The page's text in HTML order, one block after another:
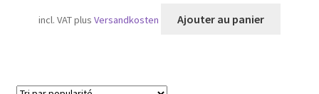
incl. VATplusVersandkosten Ajouter au panier